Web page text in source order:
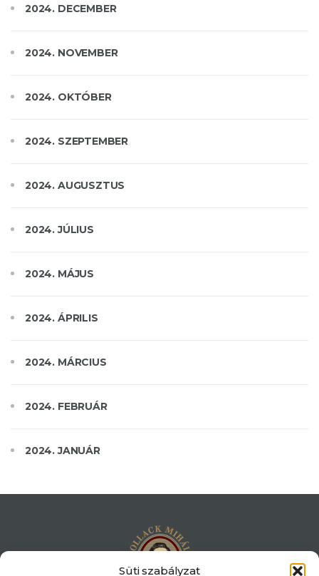
Süti szabályzat
2024. DECEMBER
2024. NOVEMBER
2024. OKTÓBER
2024. SZEPTEMBER
2024. AUGUSZTUS
2024. JÚLIUS
2024. MÁJUS
2024. ÁPRILIS
2024. MÁRCIUS
2024. FEBRUÁR
2024. JANUÁR